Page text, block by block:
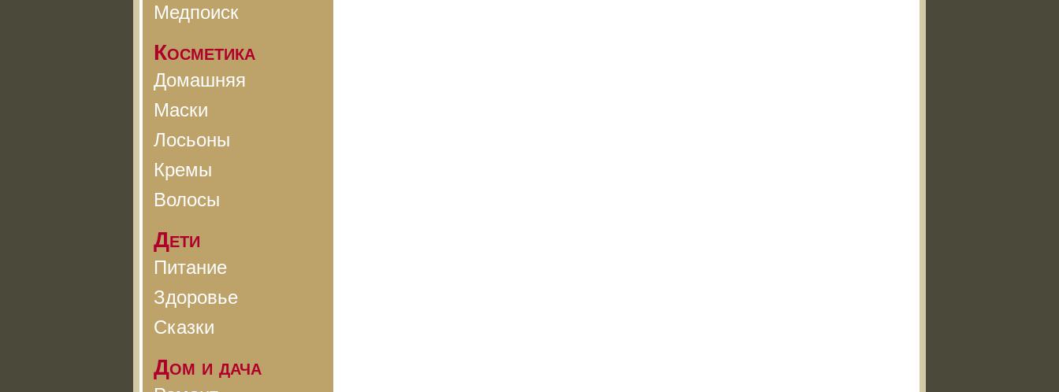
Медпоиск
Косметика
Домашняя
Маски
Лосьоны
Кремы
Волосы
Дети
Питание
Здоровье
Сказки
Дом и дача